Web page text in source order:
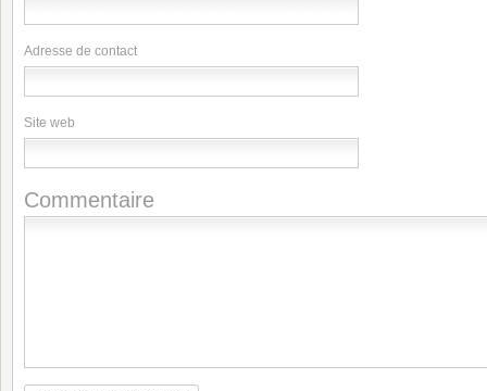
Adresse de contact
Site web
Commentaire